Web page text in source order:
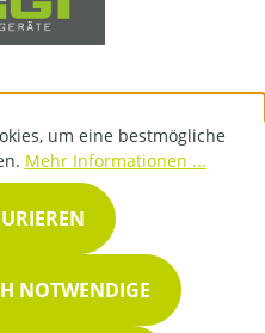
um eine bestmögliche
Mehr Informationen ...
NOTWENDIGE